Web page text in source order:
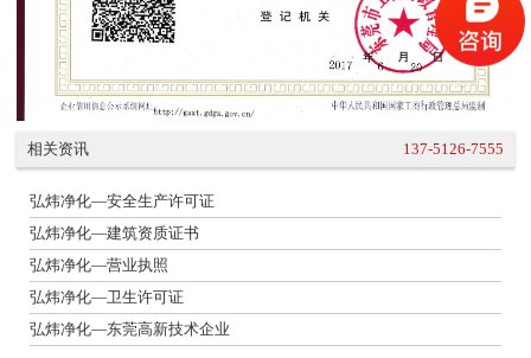
相关资讯 137-5126-7555
弘炜净化—安全生产许可证
弘炜净化—建筑资质证书
弘炜净化—营业执照
弘炜净化—卫生许可证
弘炜净化—东莞高新技术企业